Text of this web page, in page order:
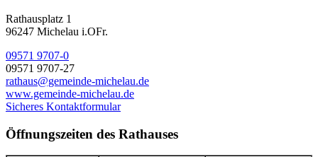
Rathausplatz 1
96247 Michelau i.OFr.
09571 9707-0
09571 9707-27
rathaus@gemeinde-michelau.de
www.gemeinde-michelau.de
Sicheres Kontaktformular
Öffnungszeiten des Rathauses